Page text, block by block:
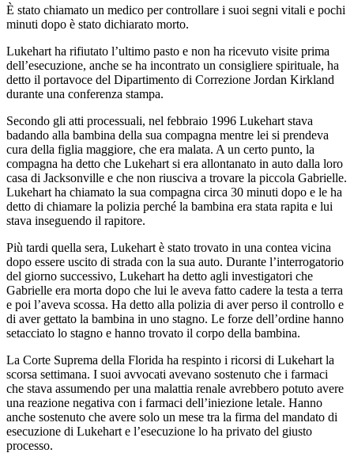
È stato chiamato un medico per controllare i suoi segni vitali e pochi
minuti dopo è stato dichiarato morto.
Lukehart ha rifiutato l’ultimo pasto e non ha ricevuto visite prima
dell’esecuzione, anche se ha incontrato un consigliere spirituale, ha
detto il portavoce del Dipartimento di Correzione Jordan Kirkland
durante una conferenza stampa.
Secondo gli atti processuali, nel febbraio 1996 Lukehart stava
badando alla bambina della sua compagna mentre lei si prendeva
cura della figlia maggiore, che era malata. A un certo punto, la
compagna ha detto che Lukehart si era allontanato in auto dalla loro
casa di Jacksonville e che non riusciva a trovare la piccola Gabrielle.
Lukehart ha chiamato la sua compagna circa 30 minuti dopo e le ha
detto di chiamare la polizia perché la bambina era stata rapita e lui
stava inseguendo il rapitore.
Più tardi quella sera, Lukehart è stato trovato in una contea vicina
dopo essere uscito di strada con la sua auto. Durante l’interrogatorio
del giorno successivo, Lukehart ha detto agli investigatori che
Gabrielle era morta dopo che lui le aveva fatto cadere la testa a terra
e poi l’aveva scossa. Ha detto alla polizia di aver perso il controllo e
di aver gettato la bambina in uno stagno. Le forze dell’ordine hanno
setacciato lo stagno e hanno trovato il corpo della bambina.
La Corte Suprema della Florida ha respinto i ricorsi di Lukehart la
scorsa settimana. I suoi avvocati avevano sostenuto che i farmaci
che stava assumendo per una malattia renale avrebbero potuto avere
una reazione negativa con i farmaci dell’iniezione letale. Hanno
anche sostenuto che avere solo un mese tra la firma del mandato di
esecuzione di Lukehart e l’esecuzione lo ha privato del giusto
processo.